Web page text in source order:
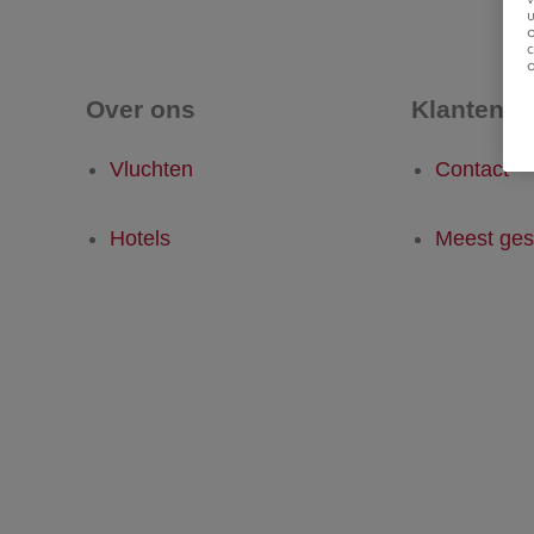
Over ons
Vluchten
Hotels
Contact
Meest